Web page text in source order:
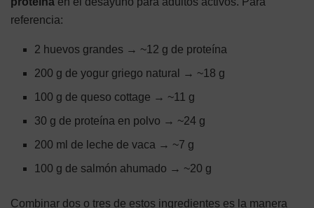
referencia:
2 huevos grandes → ~12 g de proteína
200 g de yogur griego natural → ~18 g
100 g de queso cottage → ~11 g
30 g de proteína en polvo → ~24 g
200 ml de leche de vaca → ~7 g
100 g de salmón ahumado → ~20 g
Combinar dos o tres de estos ingredientes es la manera